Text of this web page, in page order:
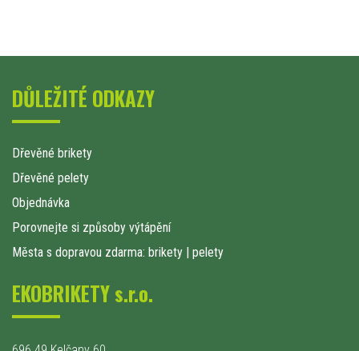
DŮLEŽITÉ ODKAZY
Dřevěné brikety
Dřevěné pelety
Objednávka
Porovnejte si způsoby výtápění
Města s dopravou zdarma: brikety | pelety
EKOBRIKETY s.r.o.